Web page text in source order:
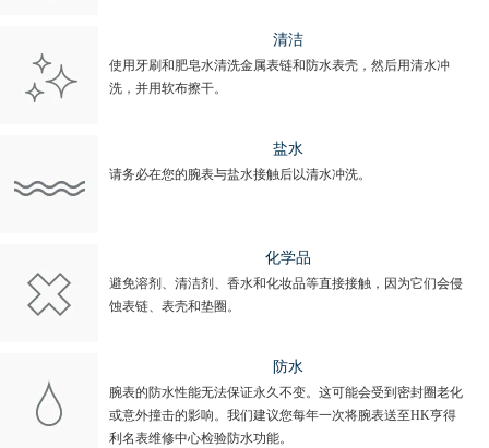
清洁
使用牙刷和肥皂水清洗金属表链和防水表壳，然后用清水冲
洗，并用软布擦干。
盐水
请务必在您的腕表与盐水接触后以清水冲洗。
化学品
避免溶剂、清洁剂、香水和化妆品等直接接触，因为它们会侵
蚀表链、表壳和垫圈。
防水
腕表的防水性能无法保证永久不变。这可能会受到密封圈老化
或意外撞击的影响。我们建议您每年一次将腕表送至HK亨得
利名表维修中心检验防水功能。